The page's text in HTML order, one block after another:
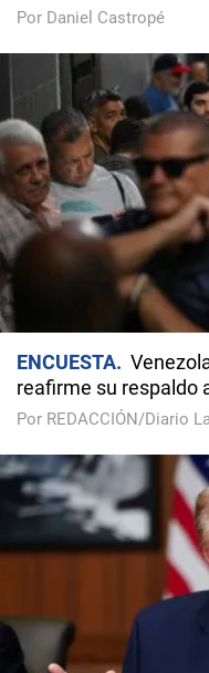
Por Daniel Castropé
ENCUESTA
reafirme su respaldo
Por REDACCIÓN/Diario